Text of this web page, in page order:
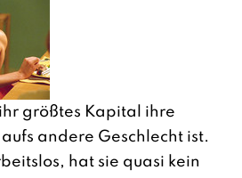
größtes Kapital ihre
andere Geschlecht ist.
hat sie quasi kein